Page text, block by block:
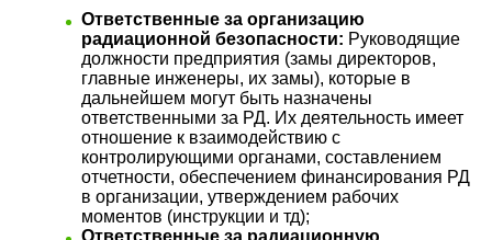
Ответственные за организацию
радиационной безопасности: Руководящие
должности предприятия (замы директоров,
главные инженеры, их замы), которые в
дальнейшем могут быть назначены
ответственными за РД. Их деятельность имеет
отношение к взаимодействию с
контролирующими органами, составлением
отчетности, обеспечением финансирования РД
в организации, утверждением рабочих
моментов (инструкции и тд);